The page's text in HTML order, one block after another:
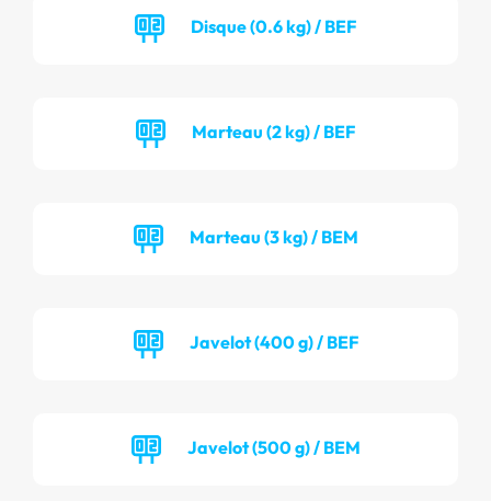
Disque (0.6 kg) / BEF
Marteau (2 kg) / BEF
Marteau (3 kg) / BEM
Javelot (400 g) / BEF
Javelot (500 g) / BEM